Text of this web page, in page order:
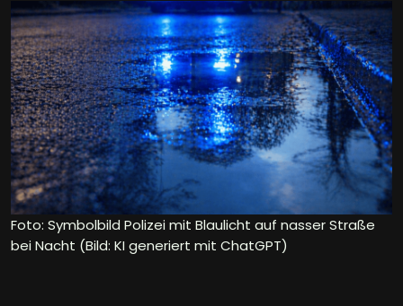
Foto: Symbolbild Polizei mit Blaulicht auf nasser Straße
bei Nacht (Bild: KI generiert mit ChatGPT)